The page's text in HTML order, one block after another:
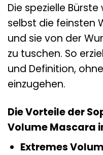
Die spezielle
selbst die feinsten
und sie von der
zu tuschen. So
und Definition,
einzugehen.
Die Vorteile der
Volume Mascara
Extremes